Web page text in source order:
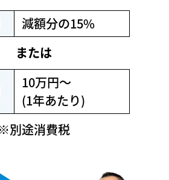
減額分の15%
または
10万円〜
(1年あたり)
※別途消費税